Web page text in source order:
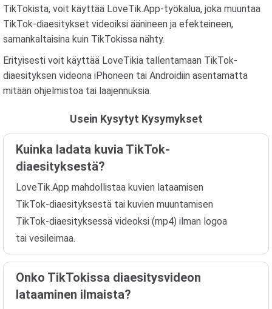
TikTokista, voit käyttää LoveTik.App-työkalua, joka muuntaa
TikTok-diaesitykset videoiksi äänineen ja efekteineen,
samankaltaisina kuin TikTokissa nähty.
Erityisesti voit käyttää LoveTikia tallentamaan TikTok-
diaesityksen videona iPhoneen tai Androidiin asentamatta
mitään ohjelmistoa tai laajennuksia.
Usein Kysytyt Kysymykset
Kuinka ladata kuvia TikTok-
diaesityksestä?
LoveTik.App mahdollistaa kuvien lataamisen
TikTok-diaesityksestä tai kuvien muuntamisen
TikTok-diaesityksessä videoksi (mp4) ilman logoa
tai vesileimaa.
Onko TikTokissa diaesitysvideon
lataaminen ilmaista?